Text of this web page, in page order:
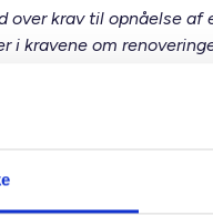
over krav til opnåelse
i kravene om
skal renoveres så
(NZEB) eller
Parlamentets og